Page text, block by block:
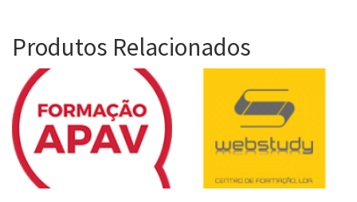
Produtos Relacionados